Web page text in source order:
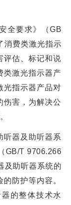
全要求》（GB
消费类激光指示
评估、标记和说
类激光指示器产
光指示器产品对
伤害，为解决公
器及助听器系
GB/T 9706.266
及助听器系统的
防护等内容。
的整体技术水